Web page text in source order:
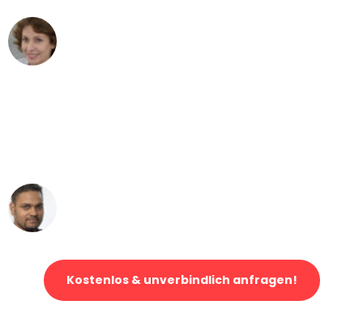
Kostenlos & unverbindlich anfragen!